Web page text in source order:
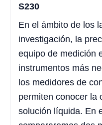
S230
En el ámbito de los
investigación, la
equipo de medición
instrumentos más
los medidores de
permiten conocer la
solución líquida. En